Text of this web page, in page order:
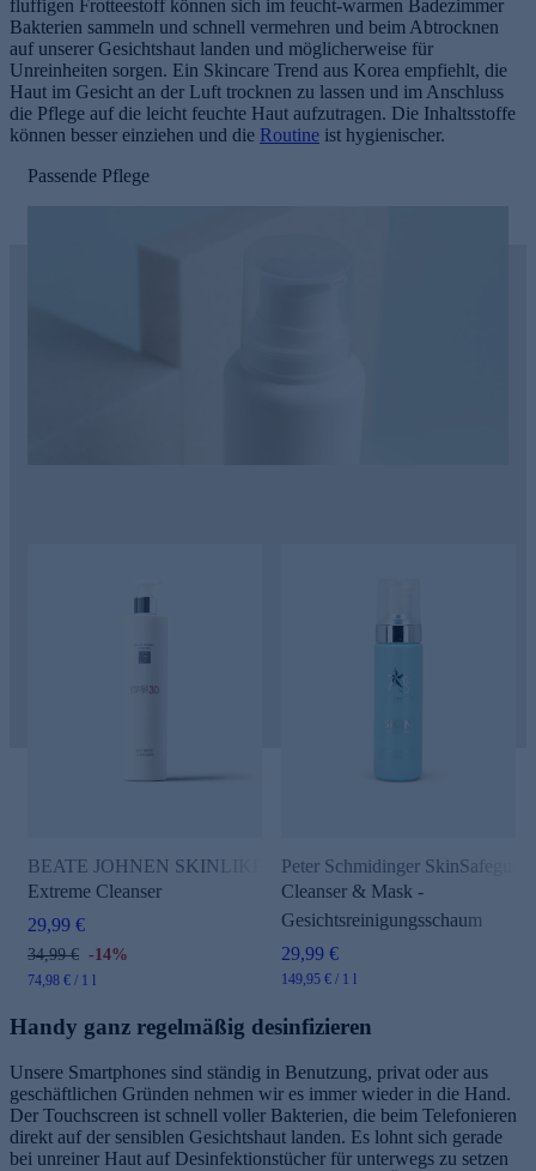
fluffigen Frotteestoff können sich im feucht-warmen Badezimmer
Bakterien sammeln und schnell vermehren und beim Abtrocknen
auf unserer Gesichtshaut landen und möglicherweise für
Unreinheiten sorgen. Ein Skincare Trend aus Korea empfiehlt, die
Haut im Gesicht an der Luft trocknen zu lassen und im Anschluss
die Pflege auf die leicht feuchte Haut aufzutragen. Die Inhaltsstoffe
können besser einziehen und die Routine ist hygienischer.
Passende Pflege
BEATE JOHNEN SKINLIKE Wrinkleexpert 3D
Extreme Cleanser
29,99 €
34,99 € -14%
74,98 € / 1 l
Peter Schmidinger SkinSafeguard
Cleanser & Mask -
Gesichtsreinigungsschaum
29,99 €
149,95 € / 1 l
Handy ganz regelmäßig desinfizieren
Unsere Smartphones sind ständig in Benutzung, privat oder aus
geschäftlichen Gründen nehmen wir es immer wieder in die Hand.
Der Touchscreen ist schnell voller Bakterien, die beim Telefonieren
direkt auf der sensiblen Gesichtshaut landen. Es lohnt sich gerade
bei unreiner Haut auf Desinfektionstücher für unterwegs zu setzen